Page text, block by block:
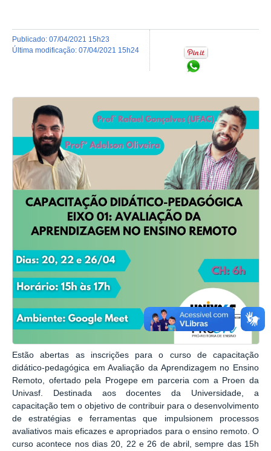
publicado: 07/04/2021 15h23
última modificação: 07/04/2021 15h24
Estão abertas as inscrições para o curso de capacitação
didático-pedagógica em Avaliação da Aprendizagem no Ensino
Remoto, ofertado pela Progepe em parceria com a Proen da
Univasf. Destinada aos docentes da Universidade, a
capacitação tem o objetivo de contribuir para o desenvolvimento
de estratégias e ferramentas que impulsionem processos
avaliativos mais eficazes e apropriados para o ensino remoto. O
curso acontece nos dias 20, 22 e 26 de abril, sempre das 15h